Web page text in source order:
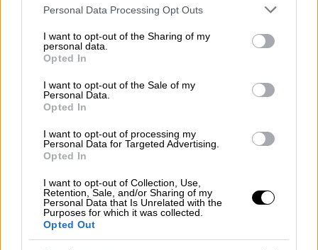
Please note that this website/app uses one or more Google
not limited to your visit or usage behaviour. You may click to
grant or deny consent to Google and its third-party tags to
use your data for below specified purposes in below Google
consent section.
Personal Data Processing Opt Outs
I want to opt-out of the Sharing of my
personal data.
Opted In
I want to opt-out of the Sale of my
Personal Data.
Opted In
I want to opt-out of processing my
Personal Data for Targeted Advertising.
Opted In
I want to opt-out of Collection, Use,
Retention, Sale, and/or Sharing of my
Personal Data that Is Unrelated with the
Purposes for which it was collected.
Opted Out
Από τονe-ΕΦΚΑ, στο πλαίσιο των τακτικών
πληρωμώντου Φορέα 27 έως 29 Δεκεμβρίου
θα καταβληθούν
700
αποφάσεων για εφάπαξ.
Από τη ΔΥΠΑ θα γίνουν οι εξής καταβολές:
15 εκατ. ευρώ σε 28.000 δικαιούχους για
καταβολήεπιδομάτων ανεργίας
και
λοιπών επιδομάτων
24 εκατ. ευρώ σε 26.000 δικαιούχους